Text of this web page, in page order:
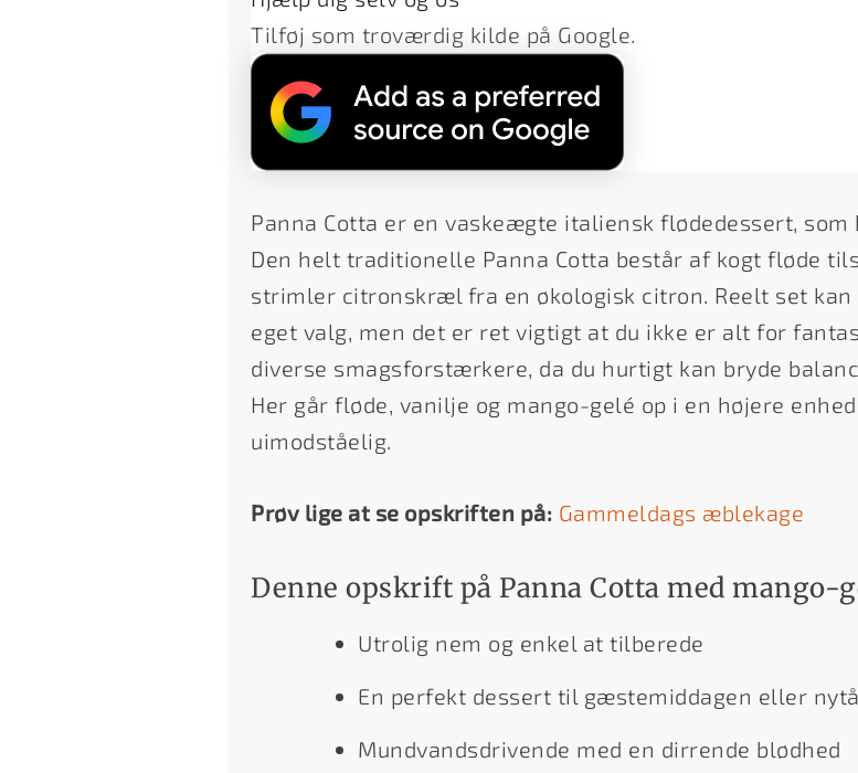
Tilføj som troværdig kilde på Google.
Panna Cotta er en vaskeægte italiensk flødedessert,
Den helt traditionelle Panna Cotta består af kogt fløde
strimler citronskræl fra en økologisk citron. Reelt set kan
eget valg, men det er ret vigtigt at du ikke er alt for
diverse smagsforstærkere, da du hurtigt kan bryde
Her går fløde, vanilje og mango-gelé op i en højere
uimodståelig.
Prøv lige at se opskriften på: Gammeldags æblekage
Denne opskrift på Panna Cotta med mango-
Utrolig nem og enkel at tilberede
En perfekt dessert til gæstemiddagen eller
Mundvandsdrivende med en dirrende blødhed